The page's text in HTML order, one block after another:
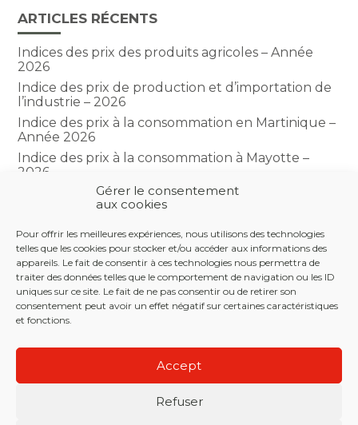
Gérer le consentement
aux cookies
Pour offrir les meilleures expériences, nous utilisons des technologies
telles que les cookies pour stocker et/ou accéder aux informations des
appareils. Le fait de consentir à ces technologies nous permettra de
traiter des données telles que le comportement de navigation ou les ID
uniques sur ce site. Le fait de ne pas consentir ou de retirer son
consentement peut avoir un effet négatif sur certaines caractéristiques
et fonctions.
Accept
Refuser
ARTICLES RÉCENTS
Indices des prix des produits agricoles – Année
2026
Indice des prix de production et d’importation de
l’industrie – 2026
Indice des prix à la consommation en Martinique –
Année 2026
Indice des prix à la consommation à Mayotte –
2026
Indice du climat des affaires dans le BTP – Année
COMMENTAIRES RÉCENTS
Footer
LE CABINET NOS SERVICES
NOS OUTILS
RECRUTEMENT